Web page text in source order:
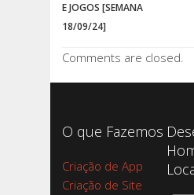
E JOGOS [SEMANA
18/09/24]
Comments are closed.
O que Fazemos
Criação de App
Criação de Site